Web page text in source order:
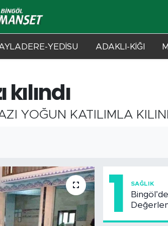
YEDİSU ADAKLI-KİĞI
YOĞUN KATILIMLA
1 SAĞLIK